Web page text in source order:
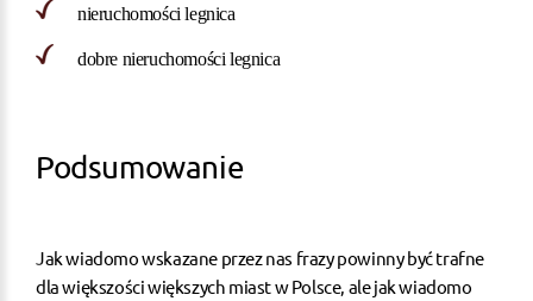
nieruchomości legnica
dobre nieruchomości legnica
Podsumowanie
Jak wiadomo wskazane przez nas frazy powinny być trafne
dla większości większych miast w Polsce, ale jak wiadomo